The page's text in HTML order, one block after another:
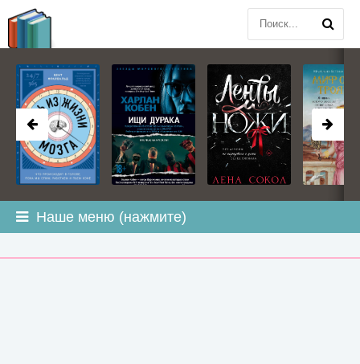
Наше меню (нажмите)
BOOKPLANETA.COM